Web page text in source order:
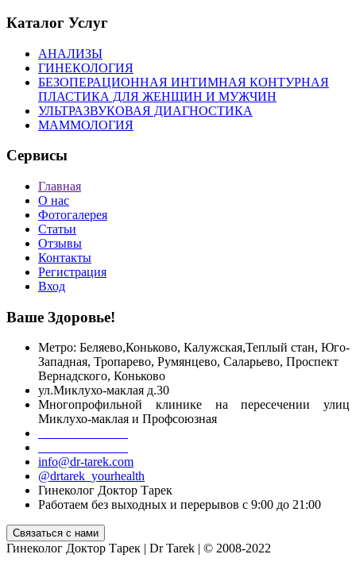
Каталог Услуг
АНАЛИЗЫ
ГИНЕКОЛОГИЯ
БЕЗОПЕРАЦИОННАЯ ИНТИМНАЯ КОНТУРНАЯ
ПЛАСТИКА ДЛЯ ЖЕНЩИН И МУЖЧИН
УЛЬТРАЗВУКОВАЯ ДИАГНОСТИКА
МАММОЛОГИЯ
Сервисы
Главная
О нас
Фотогалерея
Статьи
Отзывы
Контакты
Регистрация
Вход
Ваше Здоровье!
Метро: Беляево,Коньково, Калужская,Теплый стан, Юго-
Западная, Тропарево, Румянцево, Саларьево, Проспект
Вернадского, Коньково
ул.Миклухо-маклая д.30
Многопрофильной клинике на пересечении улиц
Миклухо-маклая и Профсоюзная
info@dr-tarek.com
@drtarek_yourhealth
Гинеколог Доктор Тарек
Работаем без выходных и перерывов с 9:00 до 21:00
Гинеколог Доктор Тарек | Dr Tarek | © 2008-2022